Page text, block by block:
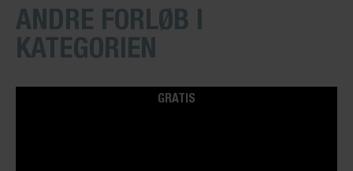
ANDRE FORLØB I
KATEGORIEN
GRATIS